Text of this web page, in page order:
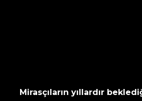
Mirasçıların yıllardır